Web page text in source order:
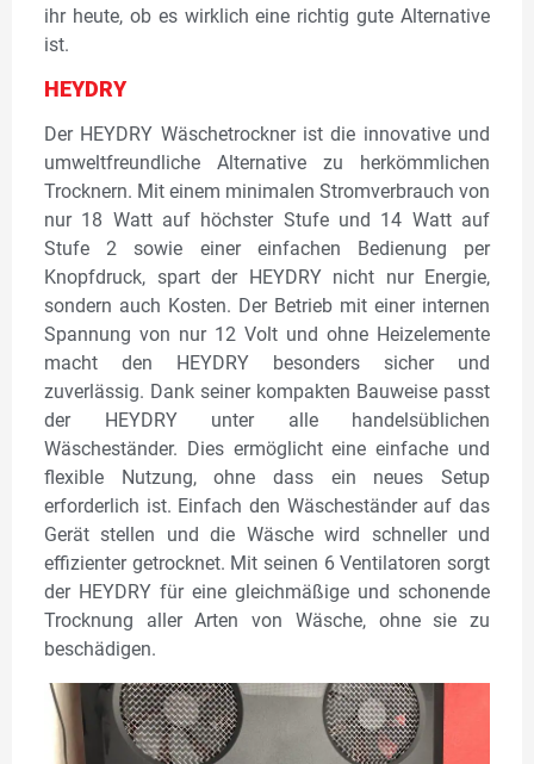
ihr heute, ob es wirklich eine richtig gute Alternative
ist.
HEYDRY
Der HEYDRY Wäschetrockner ist die innovative und
umweltfreundliche Alternative zu herkömmlichen
Trocknern. Mit einem minimalen Stromverbrauch von
nur 18 Watt auf höchster Stufe und 14 Watt auf
Stufe 2 sowie einer einfachen Bedienung per
Knopfdruck, spart der HEYDRY nicht nur Energie,
sondern auch Kosten. Der Betrieb mit einer internen
Spannung von nur 12 Volt und ohne Heizelemente
macht den HEYDRY besonders sicher und
zuverlässig. Dank seiner kompakten Bauweise passt
der HEYDRY unter alle handelsüblichen
Wäscheständer. Dies ermöglicht eine einfache und
flexible Nutzung, ohne dass ein neues Setup
erforderlich ist. Einfach den Wäscheständer auf das
Gerät stellen und die Wäsche wird schneller und
effizienter getrocknet. Mit seinen 6 Ventilatoren sorgt
der HEYDRY für eine gleichmäßige und schonende
Trocknung aller Arten von Wäsche, ohne sie zu
beschädigen.